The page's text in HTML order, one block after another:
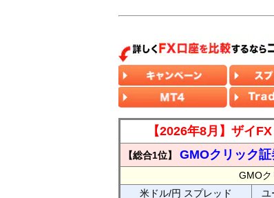
【2026年8月】ザイ
【総合1位】 GMOクリック証
GMOク
米ドル/円 スプレッド
ユ